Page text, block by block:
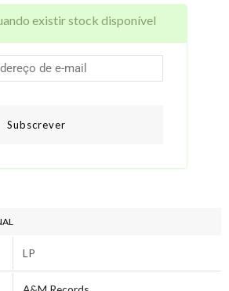
existir stock disponível
Subscrever
LP